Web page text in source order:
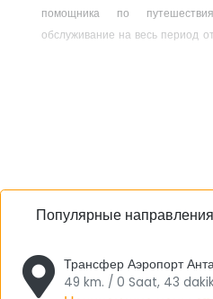
помощника по
обслуживание на весь период
из аэропорта и до вашего
правильный выбор
Наиболее решающими
потрансферам из/в
экономными и гигиенически
эпидемии Covid-19 во время
Популярные
Трансфер Аэропорт
49 km. / 0 Saat, 43